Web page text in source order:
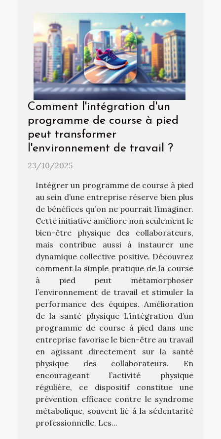
Comment l'intégration d'un
programme de course à pied
peut transformer
l'environnement de travail ?
23/10/2025
Intégrer un programme de course à pied
au sein d’une entreprise réserve bien plus
de bénéfices qu’on ne pourrait l’imaginer.
Cette initiative améliore non seulement le
bien-être physique des collaborateurs,
mais contribue aussi à instaurer une
dynamique collective positive. Découvrez
comment la simple pratique de la course
à pied peut métamorphoser
l’environnement de travail et stimuler la
performance des équipes. Amélioration
de la santé physique L’intégration d’un
programme de course à pied dans une
entreprise favorise le bien-être au travail
en agissant directement sur la santé
physique des collaborateurs. En
encourageant l’activité physique
régulière, ce dispositif constitue une
prévention efficace contre le syndrome
métabolique, souvent lié à la sédentarité
professionnelle. Les...